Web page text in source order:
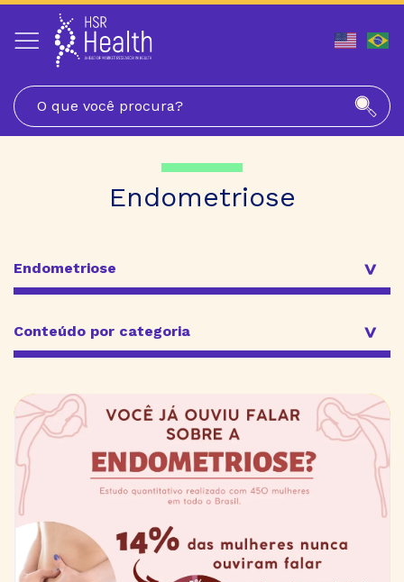
Pular
para
Endometriose
Endometriose
Conteúdo por categoria